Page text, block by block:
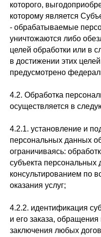
которого,
которому является
- обрабатываемые
уничтожаются либо
целей обработки или в
в достижении этих
предусмотрено
4.2. Обработка
осуществляется в
4.2.1. установление и
персональных данных
ограничиваясь:
субъекта персональных
консультированием по
оказания услуг;
4.2.2. идентификация
и его заказа,
заключения любых